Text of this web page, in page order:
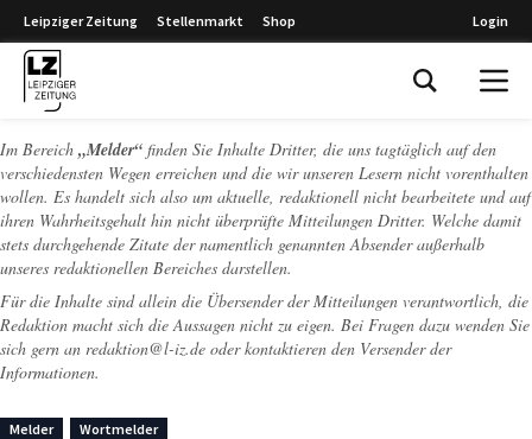
Leipziger Zeitung Stellenmarkt Shop Login
Im Bereich „Melder“ finden Sie Inhalte Dritter, die uns tagtäglich auf den
verschiedensten Wegen erreichen und die wir unseren Lesern nicht vorenthalten
wollen. Es handelt sich also um aktuelle, redaktionell nicht bearbeitete und auf
ihren Wahrheitsgehalt hin nicht überprüfte Mitteilungen Dritter. Welche damit
stets durchgehende Zitate der namentlich genannten Absender außerhalb
unseres redaktionellen Bereiches darstellen.
Für die Inhalte sind allein die Übersender der Mitteilungen verantwortlich, die
Redaktion macht sich die Aussagen nicht zu eigen. Bei Fragen dazu wenden Sie
sich gern an redaktion@l-iz.de oder kontaktieren den Versender der
Informationen.
Melder Wortmelder